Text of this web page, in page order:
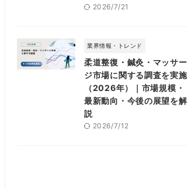
2026/7/21
業界情報・トレンド
柔道整復・鍼灸・マッサー
ジ市場に関する調査を実施
（2026年）｜市場規模・
最新動向・今後の展望を解
説
2026/7/12